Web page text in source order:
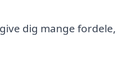
dig mange fordele,